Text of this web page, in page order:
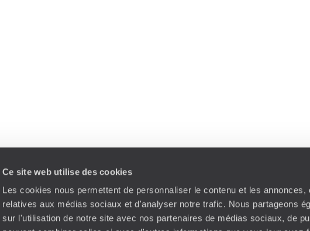
Ce site web utilise des cookies
Les cookies nous permettent de personnaliser le contenu et les annonces,
relatives aux médias sociaux et d'analyser notre trafic. Nous partageons
sur l'utilisation de notre site avec nos partenaires de médias sociaux, de